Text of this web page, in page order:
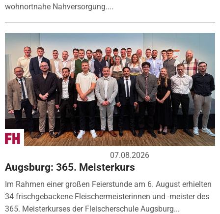
wohnortnahe Nahversorgung....
07.08.2026
Augsburg: 365. Meisterkurs
Im Rahmen einer großen Feierstunde am 6. August erhielten
34 frischgebackene Fleischermeisterinnen und -meister des
365. Meisterkurses der Fleischerschule Augsburg...